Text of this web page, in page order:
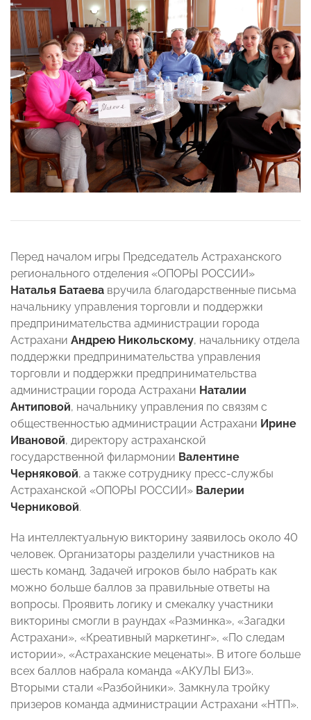
Перед началом игры Председатель Астраханского
регионального отделения «ОПОРЫ РОССИИ»
Наталья Батаева вручила благодарственные письма
начальнику управления торговли и поддержки
предпринимательства администрации города
Астрахани Андрею Никольскому, начальнику отдела
поддержки предпринимательства управления
торговли и поддержки предпринимательства
администрации города Астрахани Наталии
Антиповой, начальнику управления по связям с
общественностью администрации Астрахани Ирине
Ивановой, директору астраханской
государственной филармонии Валентине
Черняковой, а также сотруднику пресс-службы
Астраханской «ОПОРЫ РОССИИ» Валерии
Черниковой.
На интеллектуальную викторину заявилось около 40
человек. Организаторы разделили участников на
шесть команд. Задачей игроков было набрать как
можно больше баллов за правильные ответы на
вопросы. Проявить логику и смекалку участники
викторины смогли в раундах «Разминка», «Загадки
Астрахани», «Креативный маркетинг», «По следам
истории», «Астраханские меценаты». В итоге больше
всех баллов набрала команда «АКУЛЫ БИЗ».
Вторыми стали «Разбойники». Замкнула тройку
призеров команда администрации Астрахани «НТП».